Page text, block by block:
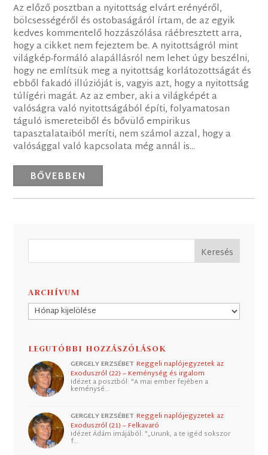
Az előző posztban a nyitottság elvárt erényéről,
bölcsességéről és ostobaságáról írtam, de az egyik
kedves kommentelő hozzászólása ráébresztett arra,
hogy a cikket nem fejeztem be. A nyitottságról mint
világkép-formáló alapállásról nem lehet úgy beszélni,
hogy ne említsük meg a nyitottság korlátozottságát és
ebből fakadó illúzióját is, vagyis azt, hogy a nyitottság
túlígéri magát. Az az ember, aki a világképét a
valóságra való nyitottságából építi, folyamatosan
táguló ismereteiből és bővülő empirikus
tapasztalataiból meríti, nem számol azzal, hogy a
valósággal való kapcsolata még annál is...
BŐVEBBEN
ARCHÍVUM
Archívum
LEGUTÓBBI HOZZÁSZÓLÁSOK
GERGELY ERZSÉBET Reggeli naplójegyzetek az
Exoduszról (22) – Keménység és irgalom
Idézet a posztból: "A mai ember fejében a
keménysé…
GERGELY ERZSÉBET Reggeli naplójegyzetek az
Exoduszról (21) – Felkavaró
Idézet Ádám imájából: "„Urunk, a te igéd sokszor
f…